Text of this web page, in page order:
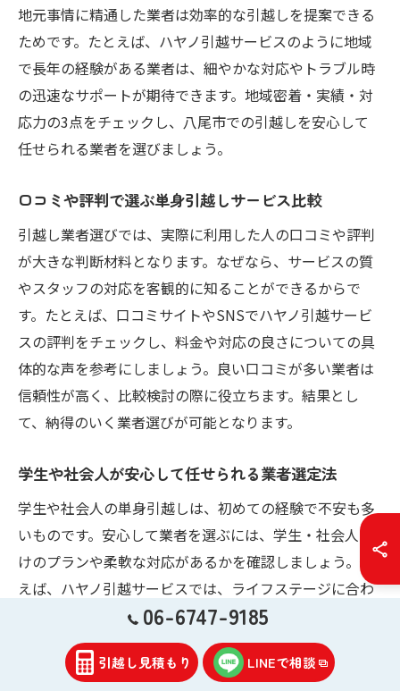
地元事情に精通した業者は効率的な引越しを提案できる
ためです。たとえば、ハヤノ引越サービスのように地域
で長年の経験がある業者は、細やかな対応やトラブル時
の迅速なサポートが期待できます。地域密着・実績・対
応力の3点をチェックし、八尾市での引越しを安心して
任せられる業者を選びましょう。
口コミや評判で選ぶ単身引越しサービス比較
引越し業者選びでは、実際に利用した人の口コミや評判
が大きな判断材料となります。なぜなら、サービスの質
やスタッフの対応を客観的に知ることができるからで
す。たとえば、口コミサイトやSNSでハヤノ引越サービ
スの評判をチェックし、料金や対応の良さについての具
体的な声を参考にしましょう。良い口コミが多い業者は
信頼性が高く、比較検討の際に役立ちます。結果とし
て、納得のいく業者選びが可能となります。
学生や社会人が安心して任せられる業者選定法
学生や社会人の単身引越しは、初めての経験で不安も多
いものです。安心して業者を選ぶには、学生・社会人向
けのプランや柔軟な対応があるかを確認しましょう。例
えば、ハヤノ引越サービスでは、ライフステージに合わ
せたサポートが充実しています。問い合わせ時に「学生
割引」や「急な日程変更への対応」など具体的なサービ
ス内容を聞くとよいでしょう。これにより、安心して新
06-6747-9185
引越し見積もり LINEで相談